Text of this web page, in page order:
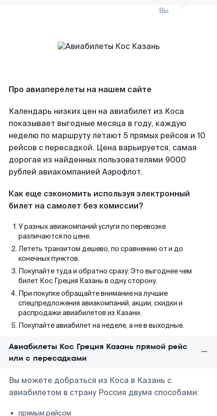
Вы
Про авиаперелеты на нашем сайте
Календарь низких цен на авиабилет из Коса
показывает выгодные месяца в году, каждую
неделю по маршруту летают 5 прямых рейсов и 10
рейсов с пересадкой. Цена варьируется, самая
дорогая из найденных пользователями 9000
рублей авиакомпанией Аэрофлот.
Как еще сэкономить используя электронный
билет на самолет без комиссии?
У разных авиакомпаний услуги по перевозке
различаются по цене.
Лететь транзитом дешево, по сравнению от и до
конечных пунктов.
Покупайте туда и обратно сразу. Это выгоднее чем
билет Кос Греция Казань в одну сторону.
При покупке обращайте внимание на лучшие
спецпредложения авиакомпаний, акции, скидки и
распродажи авиабилетов из Казани.
Покупайте авиабилет на неделе, а не в выходные.
Авиабилеты Кос Греция Казань прямой рейс
или с пересадками
Вы можете добраться из Коса в Казань с
авиабилетом в страну Россия двумя способами:
прямым рейсом